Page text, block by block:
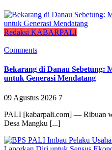
Redaksi KABARPALI
Comments
Bekarang di Danau Sebetung:
untuk Generasi Mendatang
09 Agustus 2026 7
PALI [kabarpali.com] — Ribuan
Desa Mangku [...]